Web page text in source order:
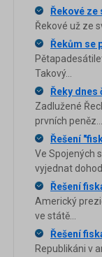
Řekové ze
Řekové už ze
Řekům se
Takový...
Řeky dnes
Zadlužené
prvních peněz...
Řešení
Ve Spojených
vyjednat
Řešení
Americký
ve státě...
Řešení
Republikáni v